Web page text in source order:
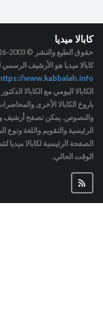
كابالا ميديا
حقوق الطبع والنشر © 2003-2026
كابالا ميديا هو الأرشيف الرسمي
https://www.kabbalah.info
الكابالا اليومي مع الكابالا
باروخ الكابالا الأخرى
والنصوص. يمكن تصفح أرشيف
الرئيسية والتقويم واللغة
الصفحة الرئيسية لكابالا
الوقت الحالي.